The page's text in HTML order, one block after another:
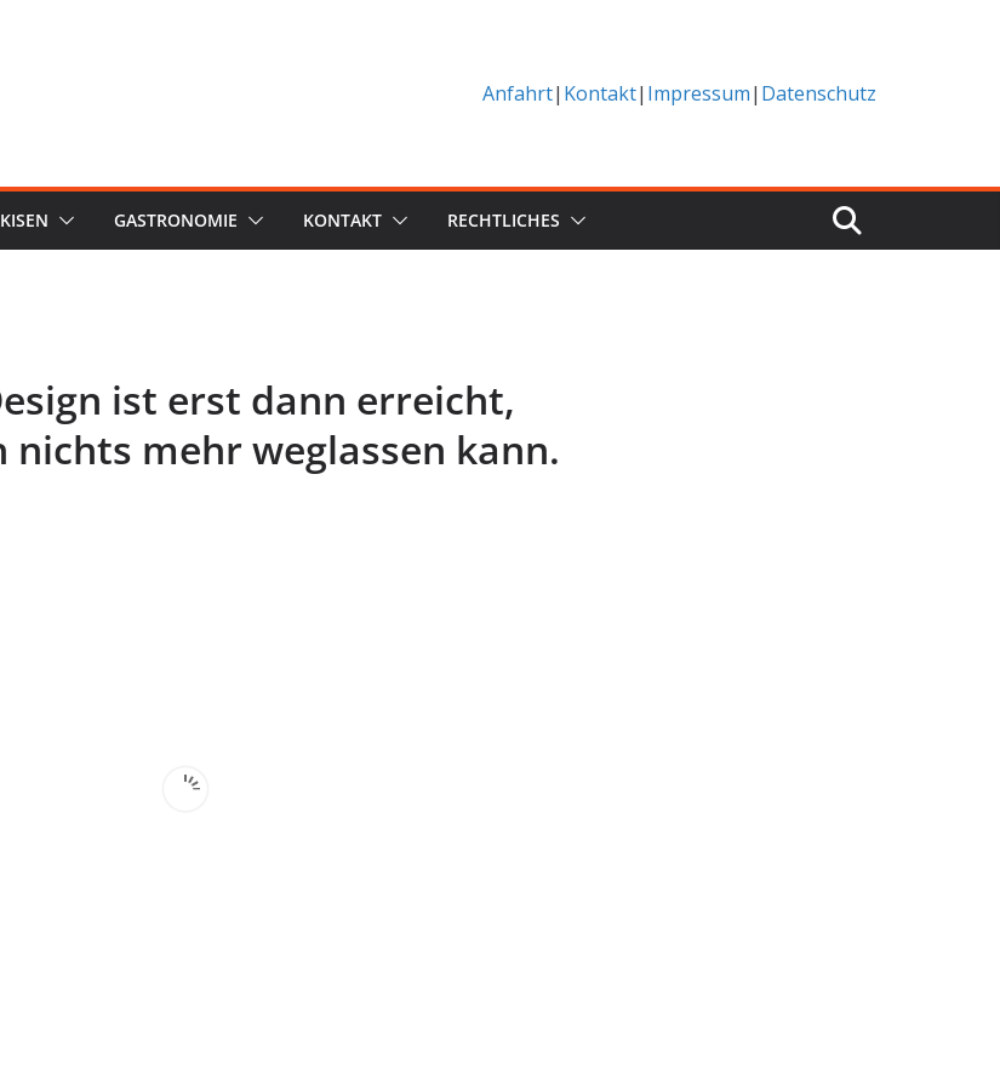
Anfahrt| Kontakt| Impressum| Datenschutz
GASTRONOMIE KONTAKT RECHTLICHES
ist erst dann erreicht,
nichts mehr weglassen kann.